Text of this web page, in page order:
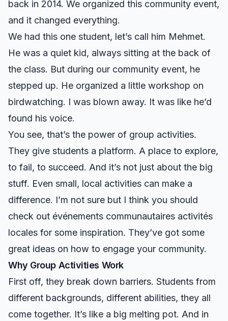
back in 2014. We organized this community event,
and it changed everything.
We had this one student, let’s call him Mehmet.
He was a quiet kid, always sitting at the back of
the class. But during our community event, he
stepped up. He organized a little workshop on
birdwatching. I was blown away. It was like he’d
found his voice.
You see, that’s the power of group activities.
They give students a platform. A place to explore,
to fail, to succeed. And it’s not just about the big
stuff. Even small, local activities can make a
difference. I’m not sure but I think you should
check out événements communautaires activités
locales for some inspiration. They’ve got some
great ideas on how to engage your community.
Why Group Activities Work
First off, they break down barriers. Students from
different backgrounds, different abilities, they all
come together. It’s like a big melting pot. And in